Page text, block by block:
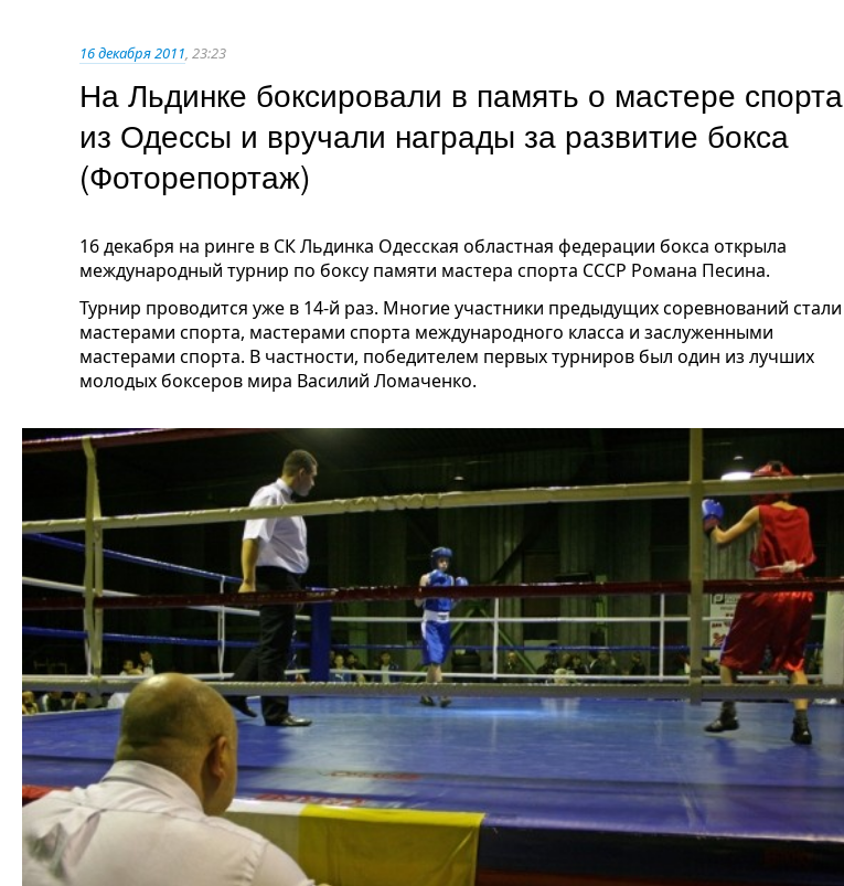
16 декабря 2011, 23:23
На Льдинке боксировали в память о мастере спорта
из Одессы и вручали награды за развитие бокса
(Фоторепортаж)
16 декабря на ринге в СК Льдинка Одесская областная федерации бокса открыла
международный турнир по боксу памяти мастера спорта СССР Романа Песина.
Турнир проводится уже в 14-й раз. Многие участники предыдущих соревнований стали
мастерами спорта, мастерами спорта международного класса и заслуженными
мастерами спорта. В частности, победителем первых турниров был один из лучших
молодых боксеров мира Василий Ломаченко.